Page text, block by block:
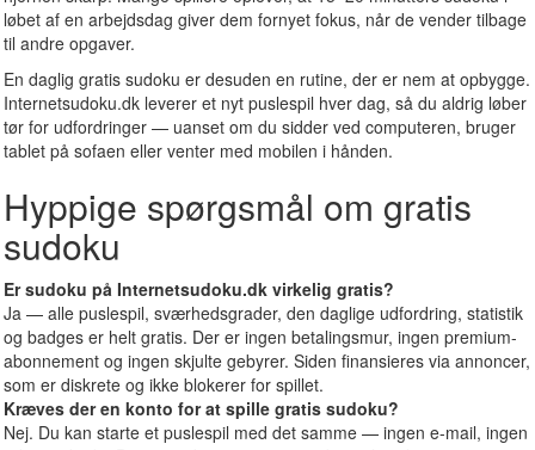
løbet af en arbejdsdag giver dem fornyet fokus, når de vender tilbage
til andre opgaver.
En daglig gratis sudoku er desuden en rutine, der er nem at opbygge.
Internetsudoku.dk leverer et nyt puslespil hver dag, så du aldrig løber
tør for udfordringer — uanset om du sidder ved computeren, bruger
tablet på sofaen eller venter med mobilen i hånden.
Hyppige spørgsmål om gratis
sudoku
Er sudoku på Internetsudoku.dk virkelig gratis?
Ja — alle puslespil, sværhedsgrader, den daglige udfordring, statistik
og badges er helt gratis. Der er ingen betalingsmur, ingen premium-
abonnement og ingen skjulte gebyrer. Siden finansieres via annoncer,
som er diskrete og ikke blokerer for spillet.
Kræves der en konto for at spille gratis sudoku?
Nej. Du kan starte et puslespil med det samme — ingen e-mail, ingen